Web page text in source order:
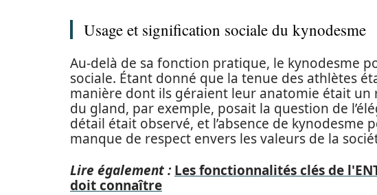
Usage et signification sociale du kynodesme
Au-delà de sa fonction pratique, le kynodesme
sociale. Étant donné que la tenue des athlètes
manière dont ils géraient leur anatomie était
du gland, par exemple, posait la question de
détail était observé, et l’absence de kynodesme
manque de respect envers les valeurs de la
Lire également : Les fonctionnalités clés de
doit connaître